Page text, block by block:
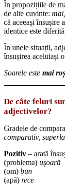
În propozițiile de
de alte cuvinte:
că aceeași însușire
identice este
În unele situații,
însușirea aceluiași
Soarele este mai
De câte feluri
adjectivelor?
Gradele de
comparativ,
Pozitiv – arată
(problema) ușoară
(om) bun
(apă) rece